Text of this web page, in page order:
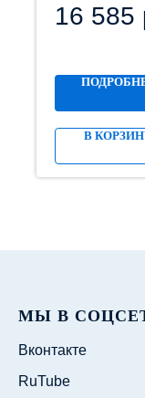
16 585
В
МЫ В
Вконтакте
RuTube